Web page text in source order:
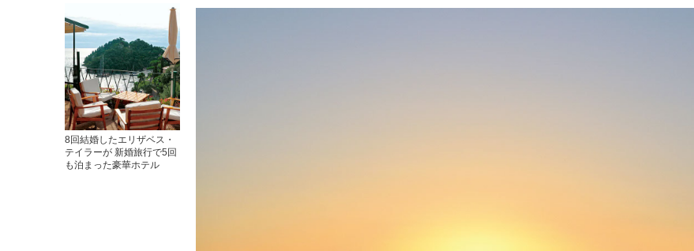
8回結婚したエリザベス・
テイラーが 新婚旅行で5回
も泊まった豪華ホテル